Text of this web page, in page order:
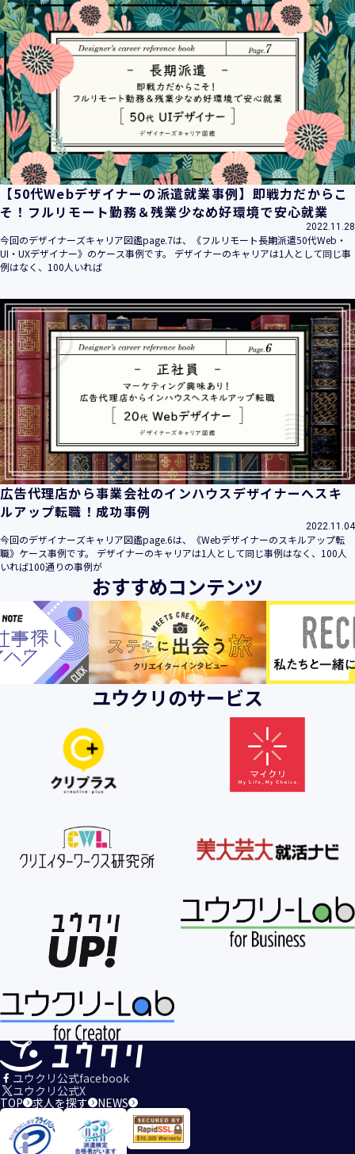
【50代Webデザイナーの派遣就業事例】即戦力だからこ
そ！フルリモート勤務＆残業少なめ好環境で安心就業
2022.11.28
今回のデザイナーズキャリア図鑑page.7は、《フルリモート長期派遣50代Web・
UI・UXデザイナー》のケース事例です。 デザイナーのキャリアは1人として同じ事
例はなく、100人いれば
広告代理店から事業会社のインハウスデザイナーへスキ
ルアップ転職！成功事例
2022.11.04
今回のデザイナーズキャリア図鑑page.6は、《Webデザイナーのスキルアップ転
職》ケース事例です。 デザイナーのキャリアは1人として同じ事例はなく、100人
いれば100通りの事例が
おすすめコンテンツ
ユウクリのサービス
ユウクリ公式facebook
ユウクリ公式X
TOP 求人を探す NEWS